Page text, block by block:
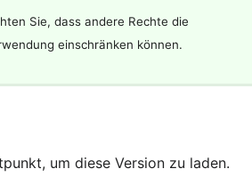
Sie, dass andere Rechte die
einschränken können.
um diese Version zu laden.